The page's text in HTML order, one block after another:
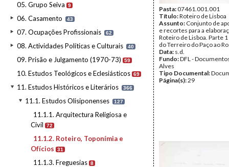
05. Grupo Seiva 9
06. Casamento 43
07. Ocupações Profissionais 62
08. Actividades Políticas e Culturais 40
09. Prisão e Julgamento (1970-73) 59
10. Estudos Teológicos e Eclesiásticos 69
11. Estudos Históricos e Literários 366
11.1. Estudos Olisiponenses 127
11.1.1. Arquitectura Religiosa e
Civil
72
11.1.2. Roteiro, Toponímia e
Ofícios
31
11.1.3. Freguesias 8
Pasta:07461.001.001
Título:Roteiro de Lisboa
Assunto: Conjunto de
e recortes para a
Roteiro de Lisboa. Parte 1
do Terreiro do Paço ao
Data: s.d.
Fundo:DFL -
Alves
Tipo Documental:
Página(s):29